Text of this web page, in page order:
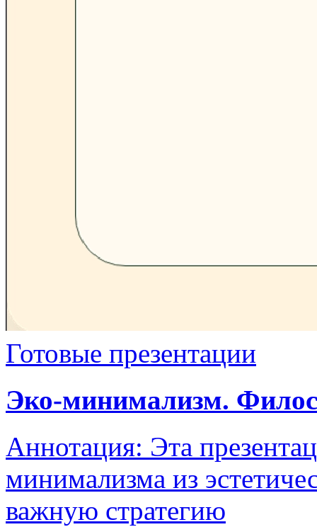
Готовые презентации
Эко-минимализм.
Аннотация: Эта
минимализма из
важную стратегию